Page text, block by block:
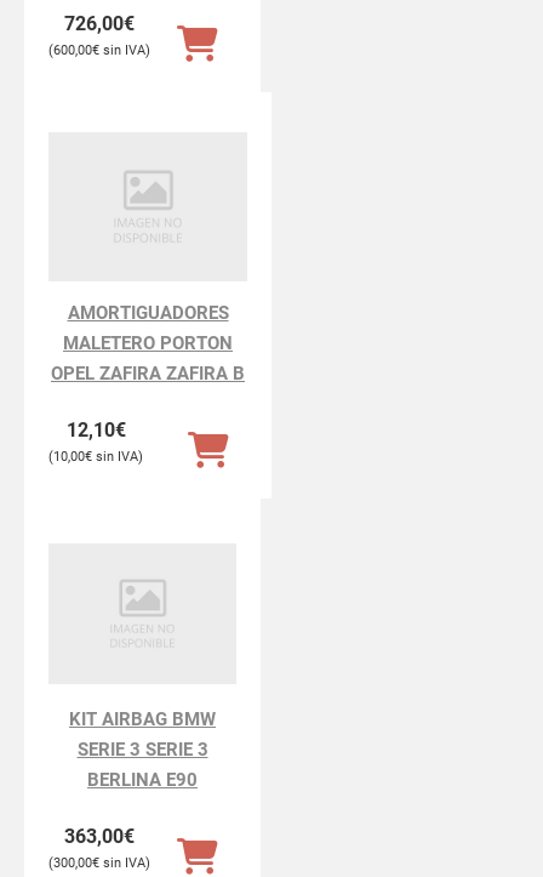
726,00€
600,00€
AMORTIGUADORES
MALETERO PORTON
OPEL ZAFIRA ZAFIRA B
12,10€
10,00€
KIT AIRBAG BMW
SERIE 3 SERIE 3
BERLINA E90
363,00€
300,00€